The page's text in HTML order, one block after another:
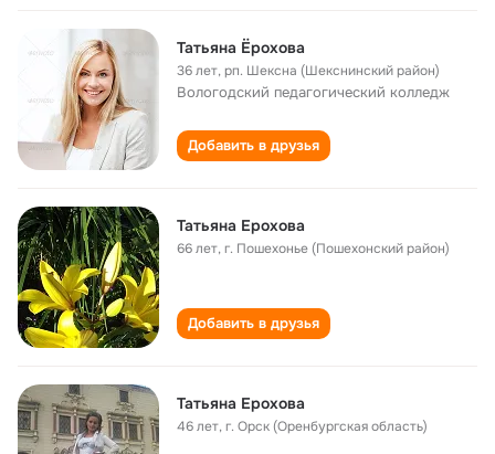
Татьяна Ёрохова
36 лет,рп. Шексна (Шекснинский район)
Вологодский педагогический колледж
Добавить в друзья
Татьяна Ерохова
66 лет,г. Пошехонье (Пошехонский район)
Добавить в друзья
Татьяна Ерохова
46 лет,г. Орск (Оренбургская область)